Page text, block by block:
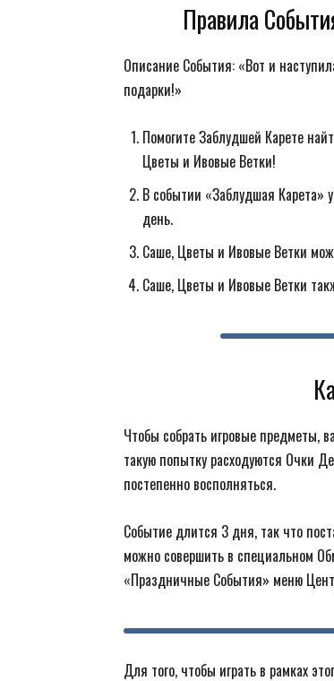
Правила
Описание События: «Вот и
подарки!»
Помогите Заблудшей Карете
Цветы и Ивовые Ветки!
В событии «Заблудшая Карета»
день.
Саше, Цветы и Ивовые Ветки
Саше, Цветы и Ивовые Ветки
Чтобы собрать игровые предметы,
такую попытку расходуются Очки
постепенно восполняться.
Событие длится 3 дня, так что
можно совершить в специальном
«Праздничные События» меню
Для того, чтобы играть в рамках